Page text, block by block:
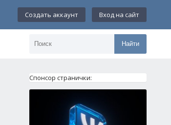
Создать аккаунт Вход на сайт
Найти
Спонсор странички: